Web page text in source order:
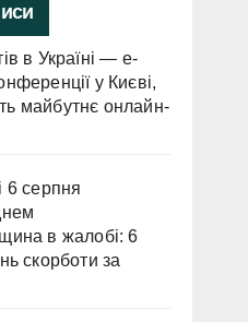
в Україні — e-
у Києві,
майбутнє онлайн-
6 серпня
в жалобі: 6
скорботи за